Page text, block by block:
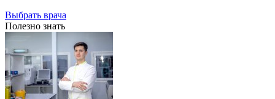
Выбрать врача
Полезно знать